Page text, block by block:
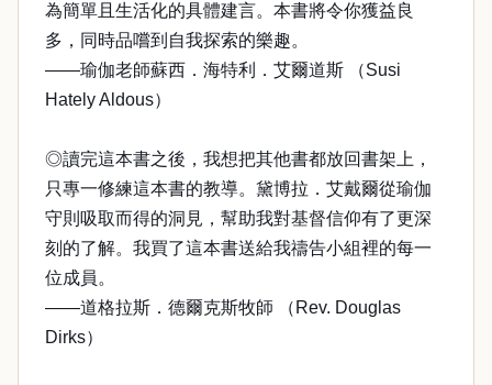
為簡單且生活化的具體建言。本書將令你獲益良
多，同時品嚐到自我探索的樂趣。
——瑜伽老師蘇西．海特利．艾爾道斯 （Susi
Hately Aldous）
◎讀完這本書之後，我想把其他書都放回書架上，
只專一修練這本書的教導。黛博拉．艾戴爾從瑜伽
守則吸取而得的洞見，幫助我對基督信仰有了更深
刻的了解。我買了這本書送給我禱告小組裡的每一
位成員。
——道格拉斯．德爾克斯牧師 （Rev. Douglas
Dirks）